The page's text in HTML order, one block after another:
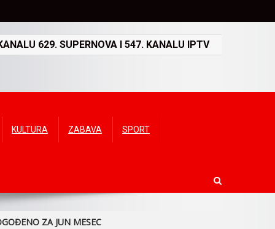
629. SUPERNOVA I 547. KANALU IPTV
KULTURA ZABAVA SPORT
ZA JUN MESEC